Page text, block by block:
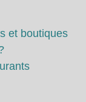
et boutiques